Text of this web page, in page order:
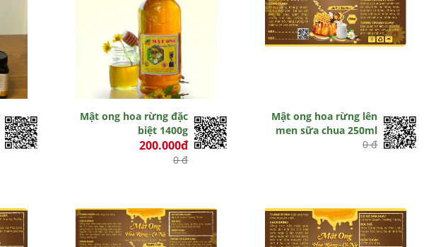
Mật ong hoa rừng đặc
biệt 1400g
200.000đ
0 đ
Mật ong hoa rừng lên
men sữa chua 250ml
0 đ